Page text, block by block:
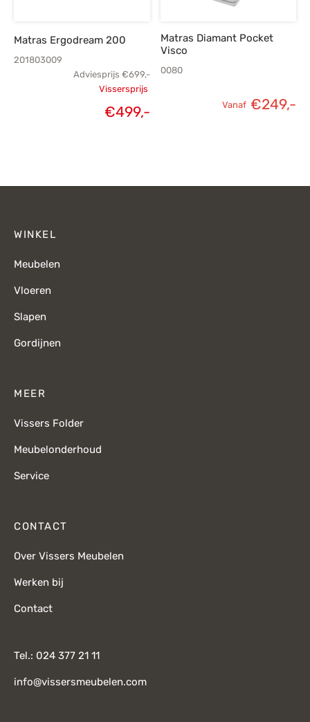
Matras Ergodream 200
201803009
Adviesprijs €699,-
Oorspronkelijke
Vissersprijs
€499,-
Matras Diamant Pocket
Visco
0080
Vanaf €249,-
WINKEL
Meubelen
Vloeren
Slapen
Gordijnen
MEER
Vissers Folder
Meubelonderhoud
Service
CONTACT
Over Vissers Meubelen
Werken bij
Contact
Tel.: 024 377 21 11
info@vissersmeubelen.com